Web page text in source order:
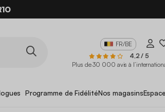
FR/BE
4,2 / 5
Plus de 30 000 avis à
Programme de FidélitéNos magasins